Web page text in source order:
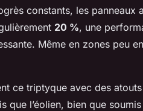
constants, les panneaux
20 %, une
Même en zones peu
ce triptyque avec des
l’éolien, bien que